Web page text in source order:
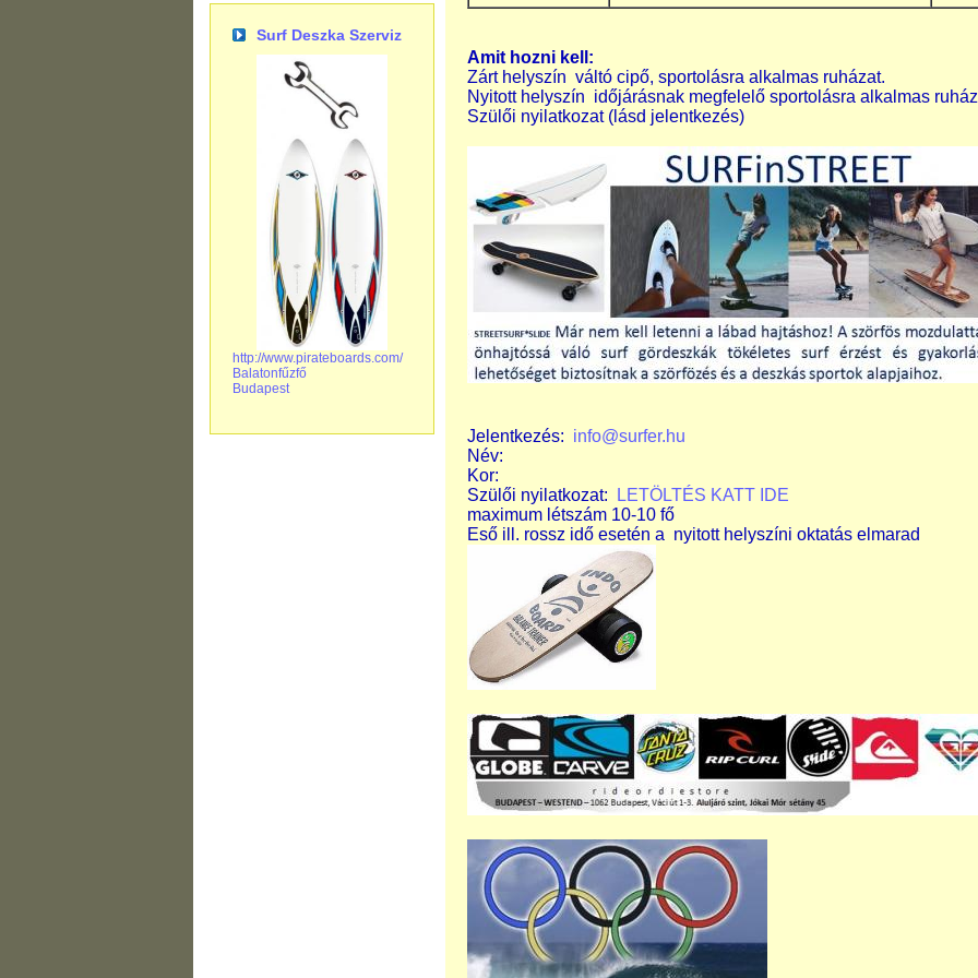
Surf Deszka Szerviz
http://www.pirateboards.com/
Balatonfűzfő
Budapest
Amit hozni kell:
Zárt helyszín váltó cipő, sportolásra alkalmas ruházat.
Nyitott helyszín időjárásnak megfelelő sportolásra alkalmas
Szülői nyilatkozat (lásd jelentkezés)
Jelentkezés: info@surfer.hu
Név:
Kor:
Szülői nyilatkozat:
LETÖLTÉS KATT IDE
maximum létszám 10-10 fő
Eső ill. rossz idő esetén a nyitott helyszíni oktatás elmarad